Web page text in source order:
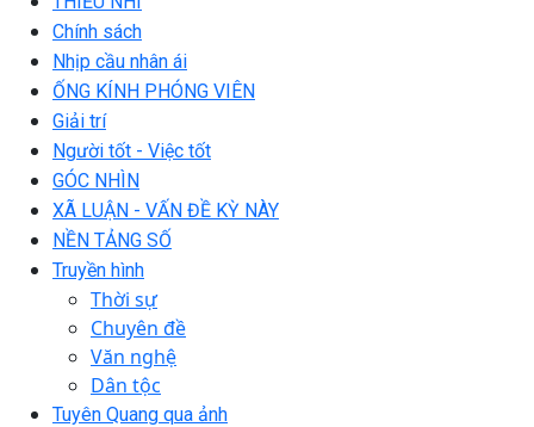
Chính sách
Nhịp cầu nhân ái
ỐNG KÍNH PHÓNG VIÊN
Giải trí
Người tốt - Việc tốt
GÓC NHÌN
XÃ LUẬN - VẤN ĐỀ KỲ NÀY
NỀN TẢNG SỐ
Truyền hình
Thời sự
Chuyên đề
Văn nghệ
Dân tộc
Tuyên Quang qua ảnh